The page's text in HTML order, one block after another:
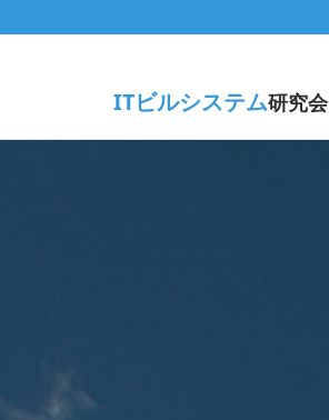
ITビルシステム研究会